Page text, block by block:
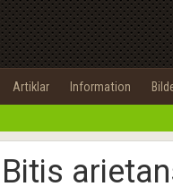
Artiklar Information
Bitis
Namn:
Beskrivning:
Alla
integritetspolicy
Namn:
Epost:
Lösenord:
Begär nytt